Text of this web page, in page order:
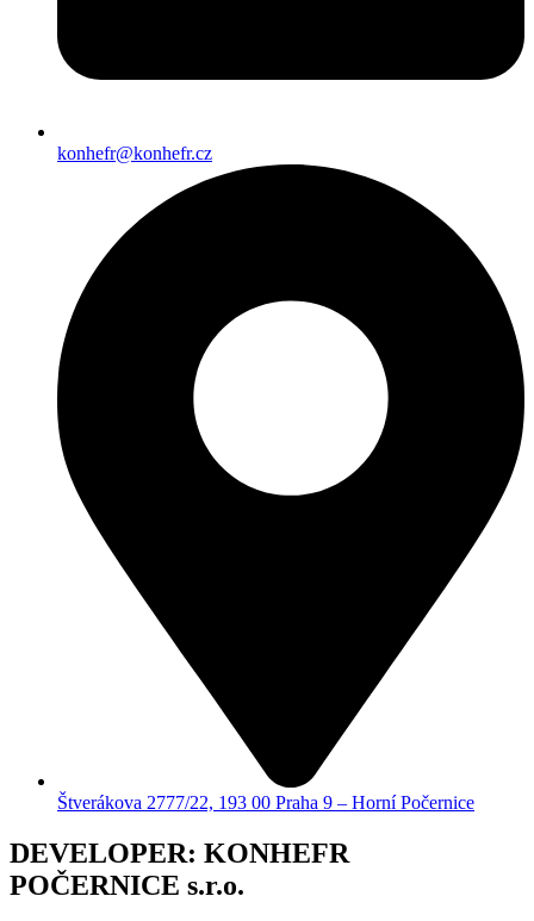
konhefr@konhefr.cz
Štverákova 2777/22, 193 00 Praha 9 – Horní Počernice
DEVELOPER: KONHEFR
POČERNICE s.r.o.